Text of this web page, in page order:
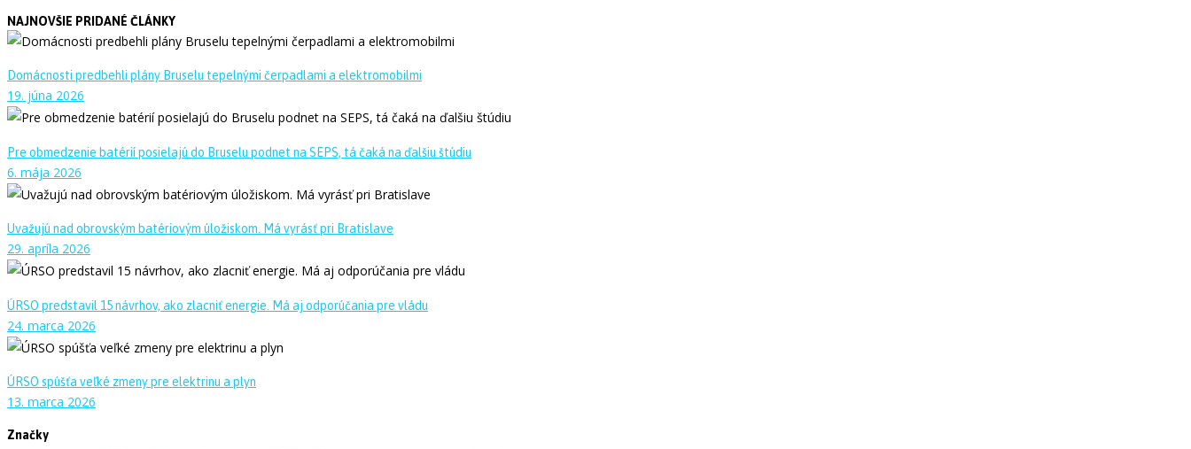
NAJNOVŠIE PRIDANÉ ČLÁNKY
Domácnosti predbehli plány Bruselu tepelnými čerpadlami a elektromobilmi
19. júna 2026
Pre obmedzenie batérií posielajú do Bruselu podnet na SEPS, tá čaká na ďalšiu štúdiu
6. mája 2026
Uvažujú nad obrovským batériovým úložiskom. Má vyrásť pri Bratislave
29. apríla 2026
ÚRSO predstavil 15 návrhov, ako zlacniť energie. Má aj odporúčania pre vládu
24. marca 2026
ÚRSO spúšťa veľké zmeny pre elektrinu a plyn
13. marca 2026
Značky